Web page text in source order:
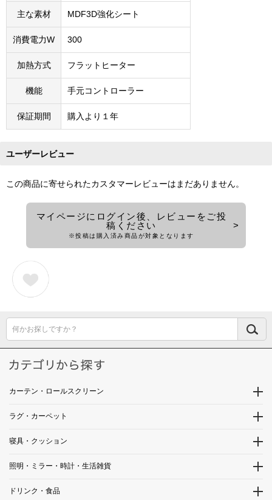
主な素材 MDF3D強化シート
消費電力W 300
加熱方式 フラットヒーター
機能 手元コントローラー
保証期間 購入より１年
ユーザーレビュー
この商品に寄せられたカスタマーレビューはまだありません。
マイページにログイン後、レビューをご投
稿ください
※投稿は購入済み商品が対象となります
何かお探しですか？
カーテン・ロールスクリーン
ラグ・カーペット
寝具・クッション
照明・ミラー・時計・生活雑貨
ドリンク・食品